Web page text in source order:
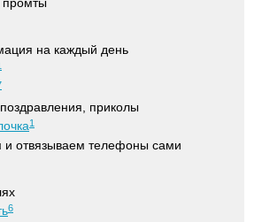
на каждый день
приколы
1
и отвязываем телефоны сами
6